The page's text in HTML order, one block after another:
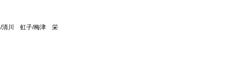
/清川 虹子/梅津 栄